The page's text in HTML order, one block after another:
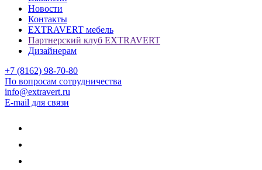
Новости
Контакты
EXTRAVERT мебель
Партнерский клуб EXTRAVERT
Дизайнерам
+7 (8162) 98-70-80
По вопросам сотрудничества
info@extravert.ru
E-mail для связи